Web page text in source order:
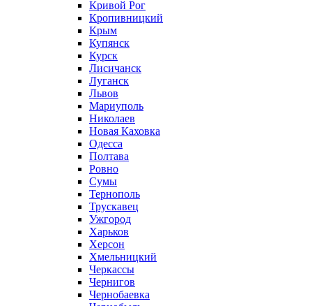
Кривой Рог
Кропивницкий
Крым
Купянск
Курск
Лисичанск
Луганск
Львов
Мариуполь
Николаев
Новая Каховка
Одесса
Полтава
Ровно
Сумы
Тернополь
Трускавец
Ужгород
Харьков
Херсон
Хмельницкий
Черкассы
Чернигов
Чернобаевка